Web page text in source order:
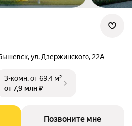
ул. Дзержинского, 22А
3-комн.от 69,4 м²
от 7,9 млн ₽
Позвоните мне